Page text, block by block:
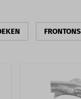
FRONTONS